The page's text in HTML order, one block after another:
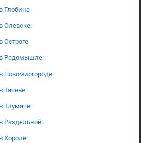
Глобине
Олевске
Остроге
Радомышле
Новомиргороде
Тячеве
Тлумаче
Раздельной
Хороле